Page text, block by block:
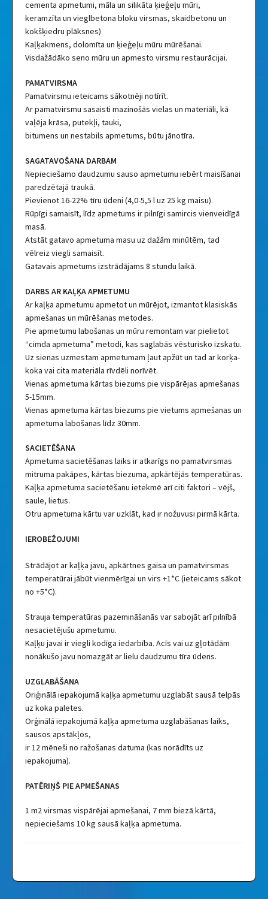
cementa apmetumi, māla un silikāta ķieģeļu mūri,
keramzīta un vieglbetona bloku virsmas, skaidbetonu un
kokšķiedru plāksnes)
Kaļķakmens, dolomīta un ķieģeļu mūru mūrēšanai.
Visdažādāko seno mūru un apmesto virsmu restaurācijai.
PAMATVIRSMA
Pamatvirsmu ieteicams sākotnēji notīrīt.
Ar pamatvirsmu sasaisti mazinošās vielas un materiāli, kā
vaļēja krāsa, putekļi, tauki,
bitumens un nestabils apmetums, būtu jānotīra.
SAGATAVOŠANA DARBAM
Nepieciešamo daudzumu sauso apmetumu iebērt maisīšanai
paredzētajā traukā.
Pievienot 16-22% tīru ūdeni (4,0-5,5 l uz 25 kg maisu).
Rūpīgi samaisīt, līdz apmetums ir pilnīgi samircis vienveidīgā
masā.
Atstāt gatavo apmetuma masu uz dažām minūtēm, tad
vēlreiz viegli samaisīt.
Gatavais apmetums izstrādājams 8 stundu laikā.
DARBS AR KAĻĶA APMETUMU
Ar kaļķa apmetumu apmetot un mūrējot, izmantot klasiskās
apmešanas un mūrēšanas metodes.
Pie apmetumu labošanas un mūru remontam var pielietot
“cimda apmetuma” metodi, kas saglabās vēsturisko izskatu.
Uz sienas uzmestam apmetumam ļaut apžūt un tad ar korķa-
koka vai cita materiāla rīvdēli norīvēt.
Vienas apmetuma kārtas biezums pie vispārējas apmešanas
5-15mm.
Vienas apmetuma kārtas biezums pie vietums apmešanas un
apmetuma labošanas līdz 30mm.
SACIETĒŠANA
Apmetuma sacietēšanas laiks ir atkarīgs no pamatvirsmas
mitruma pakāpes, kārtas biezuma, apkārtējās temperatūras.
Kaļķa apmetuma sacietēšanu ietekmē arī citi faktori – vējš,
saule, lietus.
Otru apmetuma kārtu var uzklāt, kad ir nožuvusi pirmā kārta.
IEROBEŽOJUMI
Strādājot ar kaļķa javu, apkārtnes gaisa un pamatvirsmas
temperatūrai jābūt vienmērīgai un virs +1*C (ieteicams sākot
no +5*C).
Strauja temperatūras pazemināšanās var sabojāt arī pilnībā
nesacietējušu apmetumu.
Kaļķu javai ir viegli kodīga iedarbība. Acīs vai uz gļotādām
nonākušo javu nomazgāt ar lielu daudzumu tīra ūdens.
UZGLABĀŠANA
Oriģinālā iepakojumā kaļķa apmetumu uzglabāt sausā telpās
uz koka paletes.
Orģinālā iepakojumā kaļķa apmetuma uzglabāšanas laiks,
sausos apstākļos,
ir 12 mēneši no ražošanas datuma (kas norādīts uz
iepakojuma).
PATĒRIŅŠ PIE APMEŠANAS
1 m2 virsmas vispārējai apmešanai, 7 mm biezā kārtā,
nepieciešams 10 kg sausā kaļķa apmetuma.